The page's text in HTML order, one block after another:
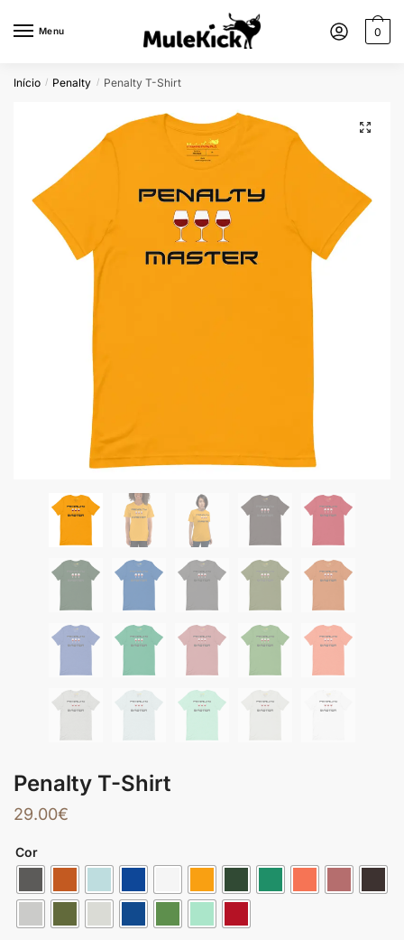
Menu 0
Início / Penalty / Penalty T-Shirt
🔍
Penalty T-Shirt
29.00€
Cor